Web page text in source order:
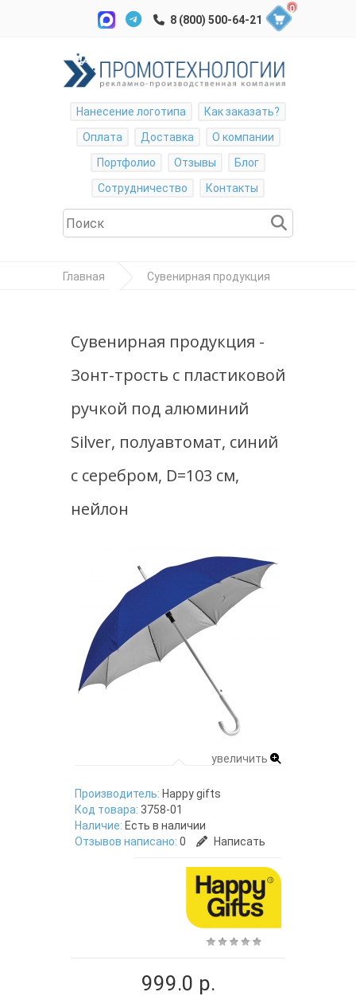
0
Нанесение логотипа
Как заказать?
Оплата
Доставка
О компании
Портфолио
Отзывы
Блог
Сотрудничество
Контакты
Главная Сувенирная продукция
пластиковой ручкой "под алюминий" "Silver",
Сувенирная продукция -
Зонт-трость с пластиковой
ручкой под алюминий
Silver, полуавтомат, синий
с серебром, D=103 см,
нейлон
увеличить
Производитель: Happy gifts
Код товара: 3758-01
Наличие: Есть в наличии
Отзывов написано: 0 Написать
999.0 р.